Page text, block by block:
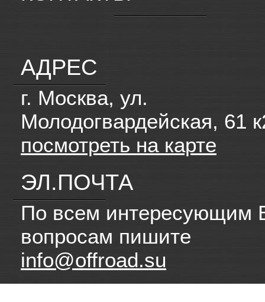
АДРЕС
г. Москва, ул.
Молодогвардейская, 61
посмотреть на карте
ЭЛ.ПОЧТА
По всем интересующим
вопросам пишите
info@offroad.su